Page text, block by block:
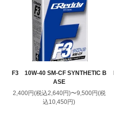
F3 10W-40 SM-CF SYNTHETIC B
ASE
2,400円(税込2,640円)〜9,500円(税
込10,450円)